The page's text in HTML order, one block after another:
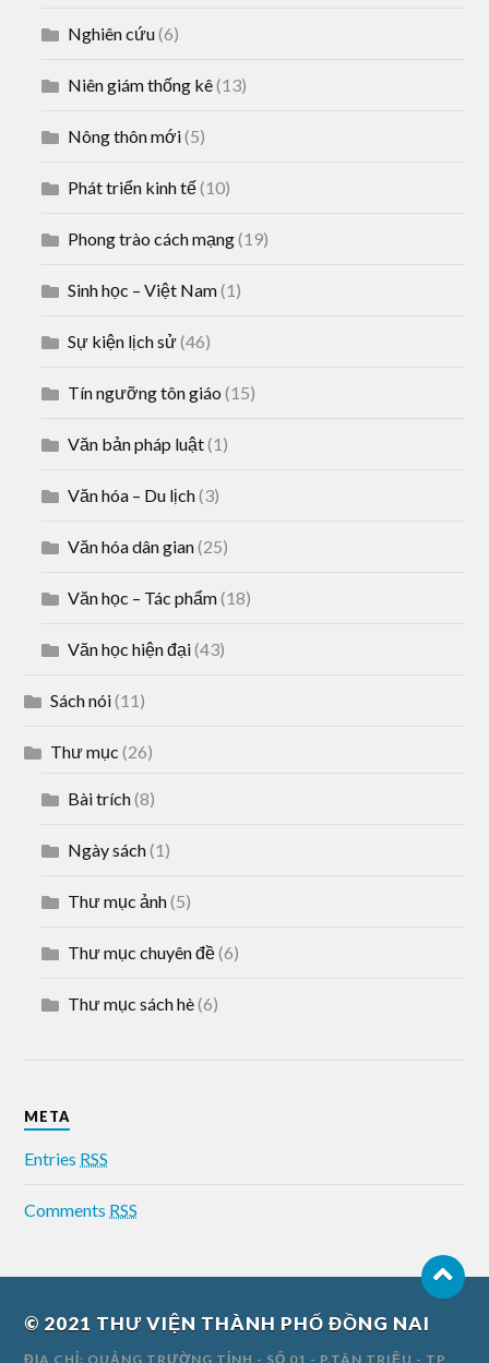
Nghiên cứu(6)
Niên giám thống kê(13)
Nông thôn mới(5)
Phát triển kinh tế(10)
Phong trào cách mạng(19)
Sinh học – Việt Nam(1)
Sự kiện lịch sử(46)
Tín ngưỡng tôn giáo (15)
Văn bản pháp luật(1)
Văn hóa – Du lịch(3)
Văn hóa dân gian(25)
Văn học – Tác phẩm(18)
Văn học hiện đại(43)
Sách nói(11)
Thư mục (26)
Bài trích(8)
Ngày sách(1)
Thư mục ảnh(5)
Thư mục chuyên đề(6)
Thư mục sách hè(6)
META
Entries RSS
Comments RSS
© 2021 THƯ VIỆN THÀNH PHỐ ĐỒNG NAI
ĐỊA CHỈ: QUẢNG TRƯỜNG TỈNH - SỐ 01 - P.TÂN TRIỀU - TP